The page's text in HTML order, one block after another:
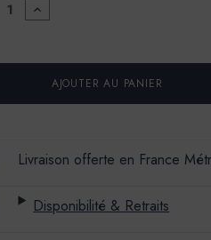
AUGMENTER
LA
GLACIS
BÉTON
COULEUR
Livraison offerte en France
Disponibilité & Retraits